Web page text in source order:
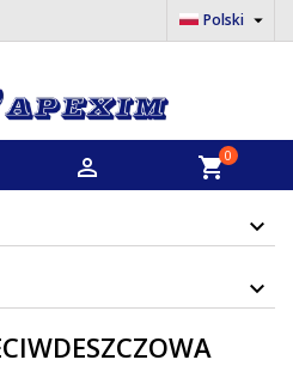
Polski 
 shopping_cart0